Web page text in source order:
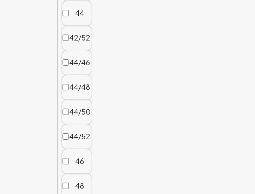
44
42/52
44/46
44/48
44/50
44/52
46
48